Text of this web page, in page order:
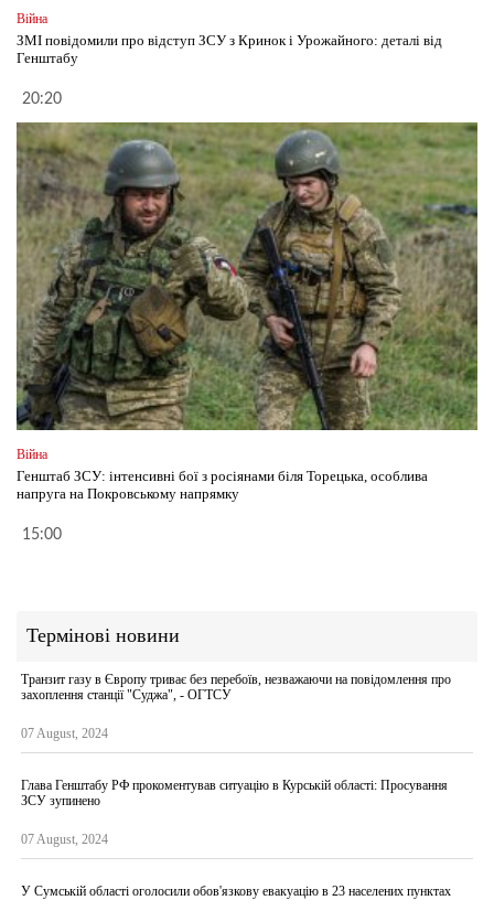
Війна
ЗМІ повідомили про відступ ЗСУ з Кринок і Урожайного: деталі від
Генштабу
20:20
Війна
Генштаб ЗСУ: інтенсивні бої з росіянами біля Торецька, особлива
напруга на Покровському напрямку
15:00
Термінові новини
Транзит газу в Європу триває без перебоїв, незважаючи на повідомлення про
захоплення станції "Суджа", - ОГТСУ
07 August, 2024
Глава Генштабу РФ прокоментував ситуацію в Курській області: Просування
ЗСУ зупинено
07 August, 2024
У Сумській області оголосили обов'язкову евакуацію в 23 населених пунктах